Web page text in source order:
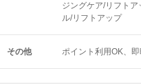
ジングケア/リフト
ル/リフトアップ
その他 ポイント利用OK